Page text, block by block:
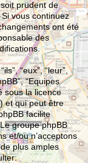
prudent de
vous continuez
ont été
des
“eux”, “leur”,
“Equipes
sous la licence
et qui peut être
facilite
groupe phpBB
et/ou n’acceptons
plus amples